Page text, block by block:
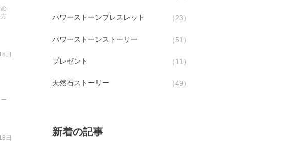
日
日
パワーストーンブレスレット 23
パワーストーンストーリー 51
プレゼント 11
天然石ストーリー 49
新着の記事